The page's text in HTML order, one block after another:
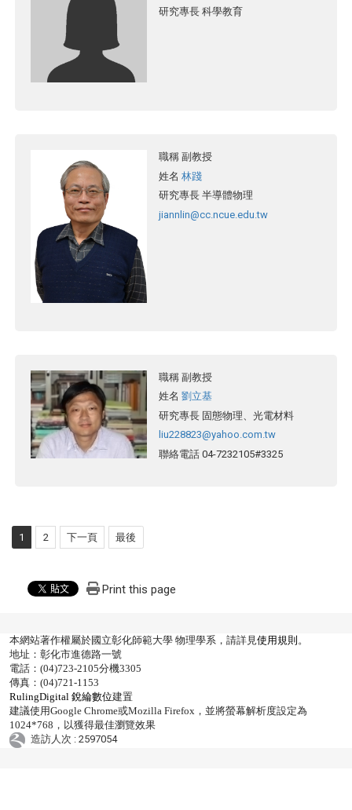
研究專長 科學教育
職稱 副教授
姓名 林踐
研究專長 半導體物理
jiannlin@cc.ncue.edu.tw
職稱 副教授
姓名 劉立基
研究專長 固態物理、光電材料
liu228823@yahoo.com.tw
聯絡電話 04-7232105#3325
1 2 下一頁 最後
Print this page
本網站著作權屬於國立彰化師範大學 物理學系，請詳見使用規則 。
地址：彰化市進德路一號
電話：(04)723-2105分機3305
傳真：(04)721-1153
RulingDigital 銳綸數位建置
建議使用Google Chrome或Mozilla Firefox，並將螢幕解析度設定為
1024*768，以獲得最佳瀏覽效果
造訪人次 : 2597054